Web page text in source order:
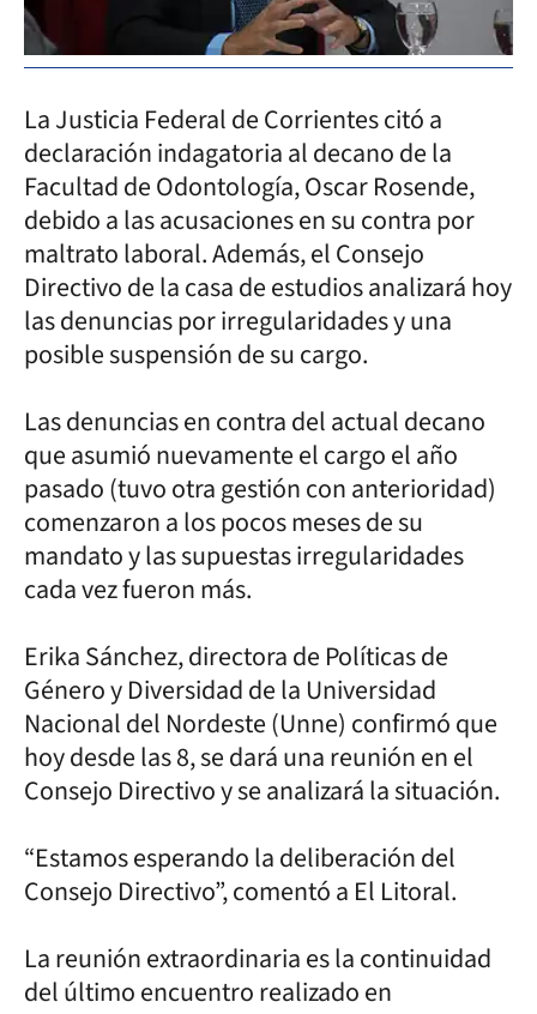
La Justicia Federal de Corrientes citó a
declaración indagatoria al decano de la
Facultad de Odontología, Oscar Rosende,
debido a las acusaciones en su contra por
maltrato laboral. Además, el Consejo
Directivo de la casa de estudios analizará hoy
las denuncias por irregularidades y una
posible suspensión de su cargo.
Las denuncias en contra del actual decano
que asumió nuevamente el cargo el año
pasado (tuvo otra gestión con anterioridad)
comenzaron a los pocos meses de su
mandato y las supuestas irregularidades
cada vez fueron más.
Erika Sánchez, directora de Políticas de
Género y Diversidad de la Universidad
Nacional del Nordeste (Unne) confirmó que
hoy desde las 8, se dará una reunión en el
Consejo Directivo y se analizará la situación.
“Estamos esperando la deliberación del
Consejo Directivo”, comentó a El Litoral.
La reunión extraordinaria es la continuidad
del último encuentro realizado en